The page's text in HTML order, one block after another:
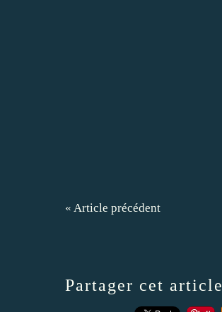
« Article précédent
Partager cet article